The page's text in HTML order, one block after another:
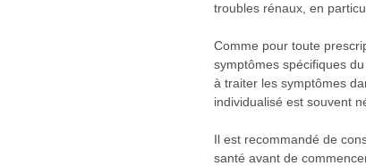
troubles rénaux, en
Comme pour toute
symptômes spécifiques
à traiter les symptômes
individualisé est souvent
Il est recommandé de
santé avant de